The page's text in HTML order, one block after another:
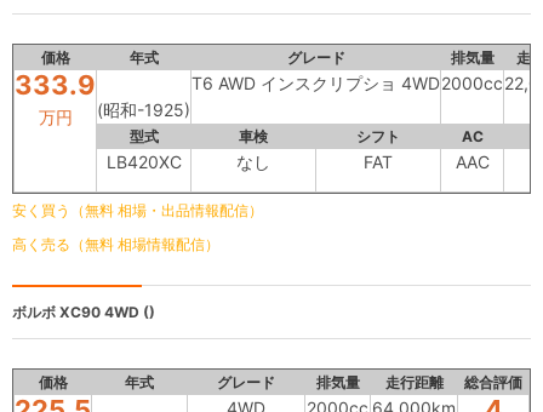
価格 年式 グレード 排気量 走
333.9
万円 (昭和-1925)
T6 AWD インスクリプショ 4WD2000cc
型式 車検 シフト AC
LB420XC なし FAT AAC
安く買う（無料 相場・出品情報配信）
高く売る（無料 相場情報配信）
ボルボ XC90 4WD ()
価格 年式 グレード 排気量 走行距離 総合評価